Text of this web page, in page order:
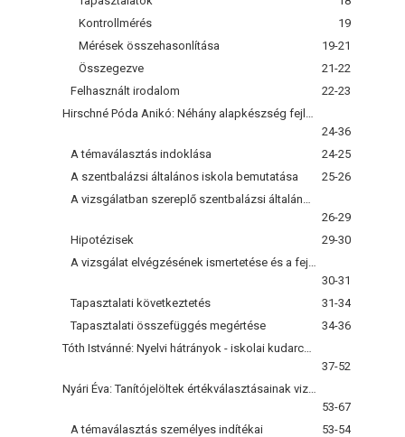
Kontrollmérés
19
Mérések összehasonlítása
19-21
Összegezve
21-22
Felhasznált irodalom
22-23
24-36
A témaválasztás indoklása
24-25
A szentbalázsi általános iskola bemutatása
25-26
26-29
Hipotézisek
29-30
30-31
Tapasztalati következtetés
31-34
Tapasztalati összefüggés megértése
34-36
37-52
53-67
A témaválasztás személyes indítékai
53-54